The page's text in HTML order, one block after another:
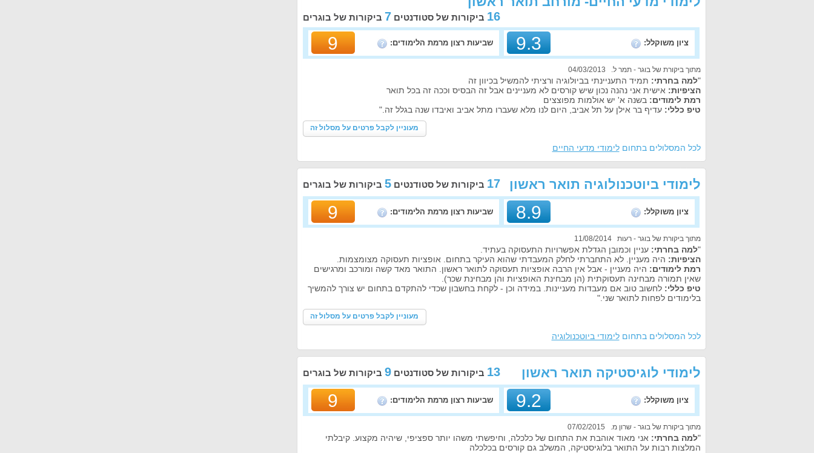
16 ביקורות של סטודנטים 7 ביקורות של בוגרים
ציון משוקלל: 9.3 שביעות רצון מרמת הלימודים: 9
מתוך ביקורת של בוגר - תמר ל. 04/03/2013
"למה בחרתי: תמיד התעניינתי בביולוגיה ורציתי להמשיל בכיוון זה
הציפיות: אישית אני נהנה נכון שיש קורסים לא מעניינים אבל זה הבסיס וככה זה בכל תואר
רמת לימודים: בשנה א' יש אולמות מפוצצים
טיפ כללי: עדיף בר אילן על תל אביב, היום לנו מלא שעברו מתל אביב ואיבדו שנה בגלל זה."
מעוניין לקבל פרטים על מסלול זה
לכל המסלולים בתחוםלימודי מדעי החיים
לימודי ביוטכנולוגיה תואר ראשון 17 ביקורות של סטודנטים5 ביקורות של בוגרים
ציון משוקלל: 8.9 שביעות רצון מרמת הלימודים: 9
מתוך ביקורת של בוגר - רעות 11/08/2014
"למה בחרתי: עניין וכמובן הגדלת אפשרויות התעסוקה בעתיד.
הציפיות: היה מעניין. לא התחברתי לחלק המעבדתי שהוא העיקר בתחום. אופציות תעסוקה מצומצמות.
רמת לימודים: היה מעניין - אבל אין הרבה אופציות תעסוקה לתואר ראשון. התואר מאד קשה ומורכב ומרגישים
שאין תמורה מבחינה תעסוקתית (הן מבחינת האופציות והן מבחינת שכר).
טיפ כללי: לחשוב טוב אם מעבדות מעניינות. במידה וכן - לקחת בחשבון שכדי להתקדם בתחום יש צורך להמשיך
בלימודים לפחות לתואר שני."
מעוניין לקבל פרטים על מסלול זה
לכל המסלולים בתחוםלימודי ביוטכנולוגיה
לימודי לוגיסטיקה תואר ראשון 13 ביקורות של סטודנטים9 ביקורות של בוגרים
ציון משוקלל: 9.2 שביעות רצון מרמת הלימודים: 9
מתוך ביקורת של בוגר - שרון מ. 07/02/2015
"למה בחרתי: אני מאוד אוהבת את התחום של כלכלה, וחיפשתי משהו יותר ספציפי, שיהיה מקצוע. קיבלתי
המלצות רבות על התואר בלוגיסטיקה, המשלב גם קורסים בכלכלה